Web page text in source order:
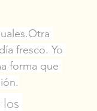
fresco. Yo
forma que